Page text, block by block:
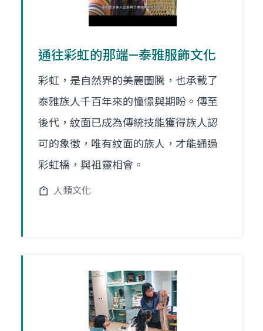
通往彩虹的那端—泰雅服飾文化
彩虹，是自然界的美麗圖騰，也承載了
泰雅族人千百年來的憧憬與期盼。傳至
後代，紋面已成為傳統技能獲得族人認
可的象徵，唯有紋面的族人，才能通過
彩虹橋，與祖靈相會。
人類文化